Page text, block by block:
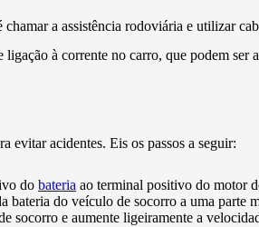
a assistência rodoviária e utilizar
à corrente no carro, que podem ser
evitar acidentes. Eis os passos a seguir:
do bateria ao terminal positivo do motor
bateria do veículo de socorro a uma parte
socorro e aumente ligeiramente a